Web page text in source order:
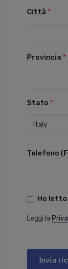
Città *
Provincia *
Stato *
Telefono
Ho
Leggi la
Invia